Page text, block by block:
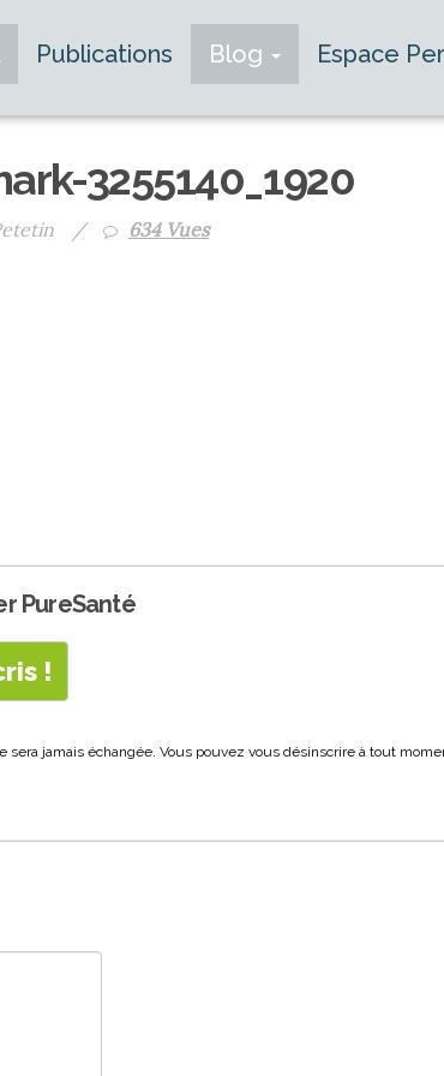
Publications Blog Espace
3255140_1920
/ 634 Vues
PureSanté
jamais échangée. Vous pouvez vous désinscrire à tout